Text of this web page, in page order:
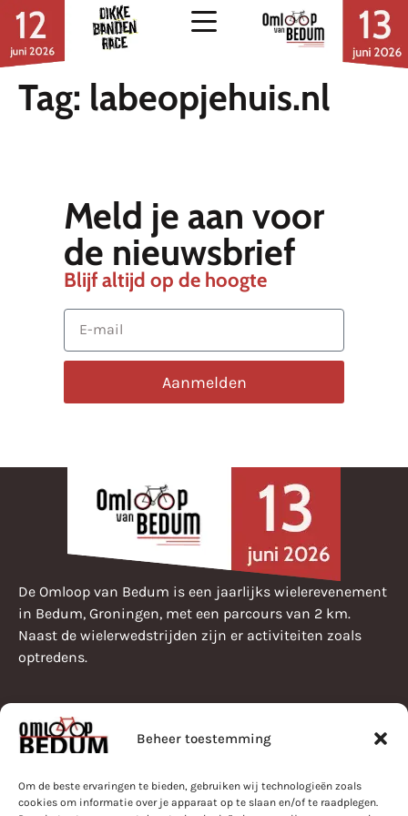
Beheer toestemming
Om de beste ervaringen te bieden, gebruiken wij technologieën zoals
cookies om informatie over je apparaat op te slaan en/of te raadplegen.
Tag: labeopjehuis.nl
Meld je aan voor
de nieuwsbrief
Blijf altijd op de hoogte
Aanmelden
De Omloop van Bedum is een jaarlijks wielerevenement
in Bedum, Groningen, met een parcours van 2 km.
Naast de wielerwedstrijden zijn er activiteiten zoals
optredens.
Pearle Omloop van Bedum
Parcours
Nieuws